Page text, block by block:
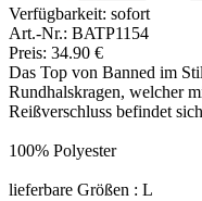
Verfügbarkeit: sofort
Art.-Nr.: BATP1154
Preis: 34.90 €
Das Top von Banned im
Rundhalskragen, welcher
Reißverschluss befindet
100% Polyester
lieferbare Größen : L